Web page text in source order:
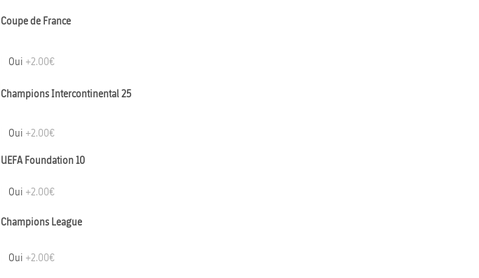
Coupe de France
Oui +2.00€
Champions Intercontinental 25
Oui +2.00€
UEFA Foundation 10
Oui +2.00€
Champions League
Oui +2.00€